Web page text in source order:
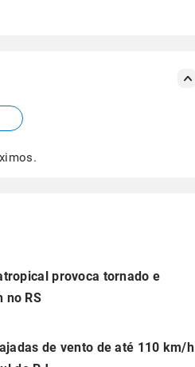
provoca tornado e
no RS
de vento de até 110 km/h